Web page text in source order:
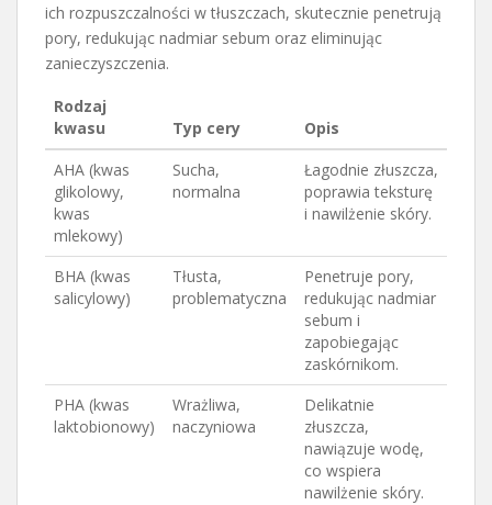
ich rozpuszczalności w tłuszczach, skutecznie penetrują
pory, redukując nadmiar sebum oraz eliminując
zanieczyszczenia.
Rodzaj
kwasu
Typ cery
Opis
AHA (kwas
glikolowy,
kwas
mlekowy)
Sucha,
normalna
Łagodnie złuszcza,
poprawia teksturę
i nawilżenie skóry.
BHA (kwas
salicylowy)
Tłusta,
problematyczna
Penetruje pory,
redukując nadmiar
sebum i
zapobiegając
zaskórnikom.
PHA (kwas
laktobionowy)
Wrażliwa,
naczyniowa
Delikatnie
złuszcza,
nawiązuje wodę,
co wspiera
nawilżenie skóry.